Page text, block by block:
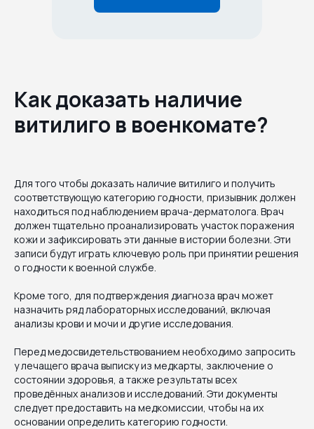
Как доказать наличие
витилиго в военкомате?
Для того чтобы доказать наличие витилиго и получить
соответствующую категорию годности, призывник должен
находиться под наблюдением врача-дерматолога. Врач
должен тщательно проанализировать участок поражения
кожи и зафиксировать эти данные в истории болезни. Эти
записи будут играть ключевую роль при принятии решения
о годности к военной службе.
Кроме того, для подтверждения диагноза врач может
назначить ряд лабораторных исследований, включая
анализы крови и мочи и другие исследования.
Перед медосвидетельствованием необходимо запросить
у лечащего врача выписку из медкарты, заключение о
состоянии здоровья, а также результаты всех
проведённых анализов и исследований. Эти документы
следует предоставить на медкомиссии, чтобы на их
основании определить категорию годности.